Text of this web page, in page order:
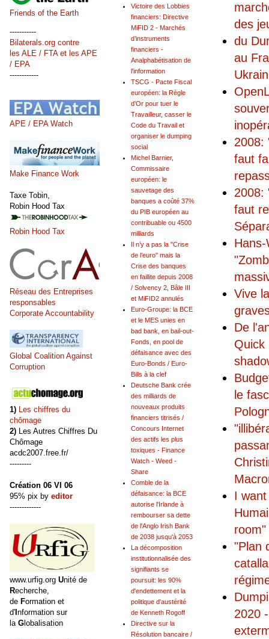
des
du
au
2008:
faut
2008:
faut
Vive
De
Quick
le
I
"Plan
2020
Victoire des Lobbies
financiers: Directive
MiFID 2 - Marchés
d’instruments
financiers -
Analphabétisation de
l'information
TSCG - Pacte Fiscal
européen: la Règle
d'Or pour tuer le
Travailleur, casser le
Code du Travail et
organiser le dumping
social
Michel Barnier,
Commissaire
européen: le
sauvetage des
banques a coûté 37%
du PIB européen au
contribuable ou 4500
milliards
Il n’y a pas la "Crise
de l’euro" mais la
Crise des banques
en faillite depuis 2008
/ Solvency 2, Bâle III
et MiFID2 annulés
Euro-Groupe: la BCE
et le MES unies en
bad bank, en bail-out-
Fonds, en pool de
défaisance avec des
Euro-Bonds / Euro-
Bills à la clef
Deutsche Bank crée
des milliards de
nouveaux produits
financiers titrisés /
Concours Internet
des actifs les plus
toxiques - Finance
Watch - Weed -
Share
Comble de la
défaisance: la BCE
autorise l'Irlande à
rembourser sa dette
de l'Anglo Irish Bank
de 2038 jusqu'à 2053
La décomposition
institutionnalisée des
signifiants se
poursuit: les 90%
d'endettement et la
politique d'austérité
de Kenneth Rogoff
Directive sur la
Résolution bancaire /
Friends of the Earth
-----------
Bilaterals.org contre
les ALE / FTA et les APE
/ EPA
------------
APE / EPA Watch
Make Finance Work
Taxe Tobin,
Robin Hood Tax
Robin Hood Tax
Réseau des Entreprises
responsables
Corporate Accountability
Global Coalition Against
Corruption
1) Les chiffres du
chômage
2) Les Autres Chiffres Du
Chômage
acdc2007.free.fr/
---------
Création 06 VI 06
95% pix by editor
-------------
www.urfig.org Unité de
Recherche,
de Formation et
d'Information sur
la Globalisation